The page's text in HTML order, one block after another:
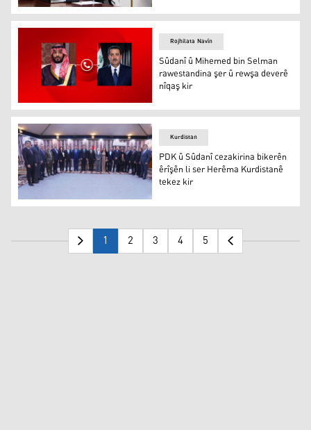
Sûdanî
Sûdanî û Mihemed bin Selman
Rojhilata Navîn
Sûdanî û Mihemed bin Selman
rawestandina şer û rewşa deverê
nîqaş kir
PDK û Sûdanî cezakirina bikerên êrîşên li ser Herêma
Kurdistan
PDK û Sûdanî cezakirina bikerên
êrîşên li ser Herêma Kurdistanê
tekez kir
1 2 3 4 5